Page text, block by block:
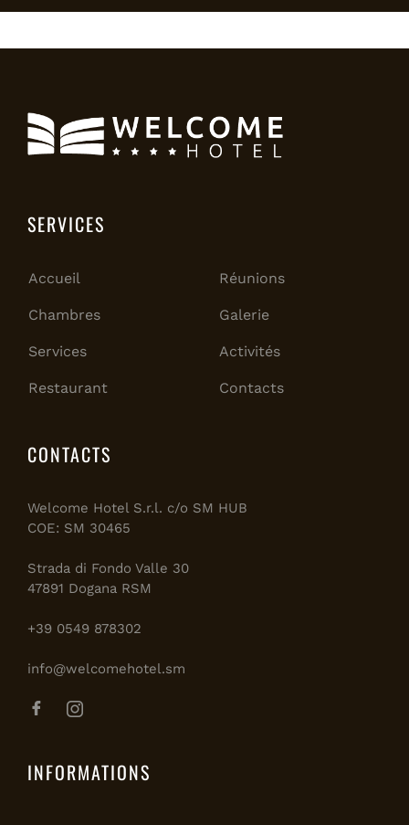
SERVICES
Accueil
Chambres
Services
Restaurant
Réunions
Galerie
Activités
Contacts
CONTACTS
Welcome Hotel S.r.l. c/o SM HUB
COE: SM 30465
Strada di Fondo Valle 30
47891 Dogana RSM
+39 0549 878302
info@welcomehotel.sm
INFORMATIONS